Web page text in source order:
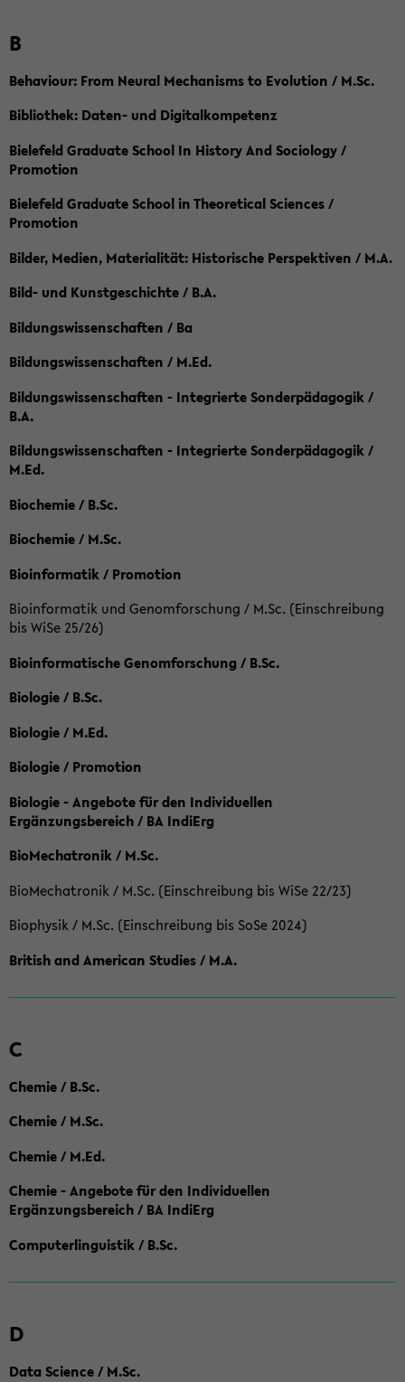
B
Behaviour: From Neural Mechanisms to Evolution / M.Sc.
Bibliothek: Daten- und Digitalkompetenz
Bielefeld Graduate School In History And Sociology /
Promotion
Bielefeld Graduate School in Theoretical Sciences /
Promotion
Bilder, Medien, Materialität: Historische Perspektiven / M.A.
Bild- und Kunstgeschichte / B.A.
Bildungswissenschaften / Ba
Bildungswissenschaften / M.Ed.
Bildungswissenschaften - Integrierte Sonderpädagogik /
B.A.
Bildungswissenschaften - Integrierte Sonderpädagogik /
M.Ed.
Biochemie / B.Sc.
Biochemie / M.Sc.
Bioinformatik / Promotion
Bioinformatik und Genomforschung / M.Sc. (Einschreibung
bis WiSe 25/26)
Bioinformatische Genomforschung / B.Sc.
Biologie / B.Sc.
Biologie / M.Ed.
Biologie / Promotion
Biologie - Angebote für den Individuellen
Ergänzungsbereich / BA IndiErg
BioMechatronik / M.Sc.
BioMechatronik / M.Sc. (Einschreibung bis WiSe 22/23)
Biophysik / M.Sc. (Einschreibung bis SoSe 2024)
British and American Studies / M.A.
C
Chemie / B.Sc.
Chemie / M.Sc.
Chemie / M.Ed.
Chemie - Angebote für den Individuellen
Ergänzungsbereich / BA IndiErg
Computerlinguistik / B.Sc.
D
Data Science / M.Sc.